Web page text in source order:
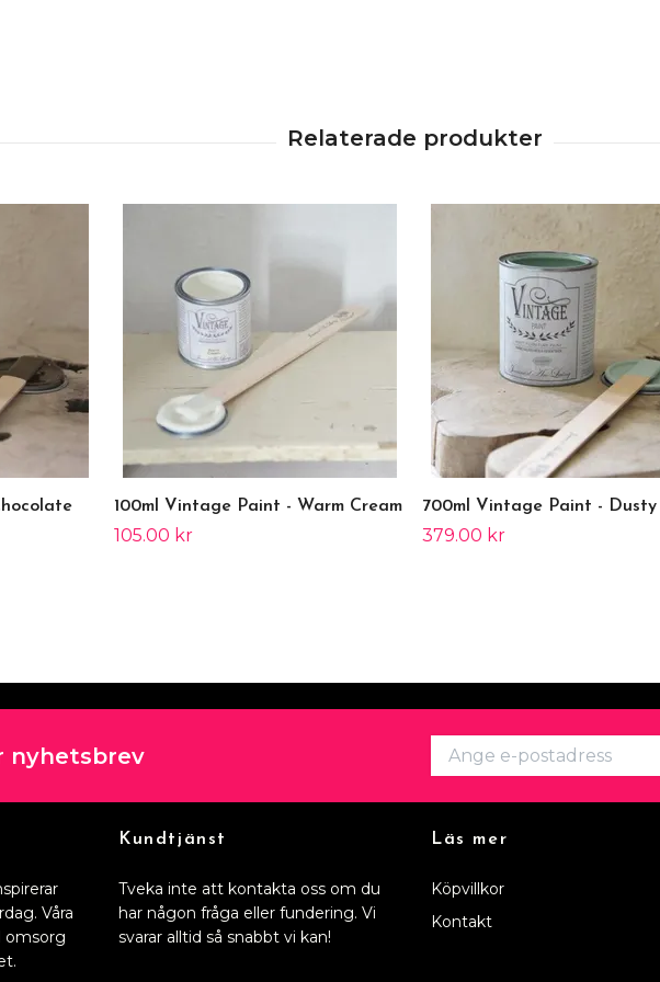
100ml Vintage Paint - Warm Cream
105.00 kr
700ml Vintage Paint - Dusty
379.00 kr
nyhetsbrev
Våra
omsorg
Kundtjänst
Tveka inte att kontakta oss om du
har någon fråga eller fundering. Vi
svarar alltid så snabbt vi kan!
Läs mer
Köpvillkor
Kontakt